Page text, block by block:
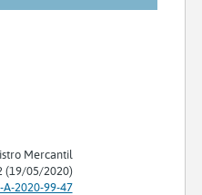
Mercantil
(19/05/2020)
A-2020-99-47